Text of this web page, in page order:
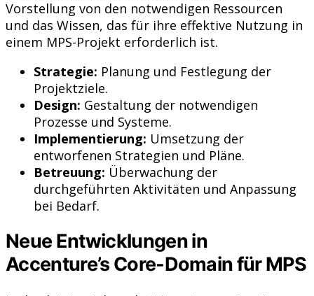
Vorstellung von den notwendigen Ressourcen
und das Wissen, das für ihre effektive Nutzung in
einem MPS-Projekt erforderlich ist.
Strategie: Planung und Festlegung der
Projektziele.
Design: Gestaltung der notwendigen
Prozesse und Systeme.
Implementierung: Umsetzung der
entworfenen Strategien und Pläne.
Betreuung: Überwachung der
durchgeführten Aktivitäten und Anpassung
bei Bedarf.
Neue Entwicklungen in
Accenture’s Core-Domain für MPS